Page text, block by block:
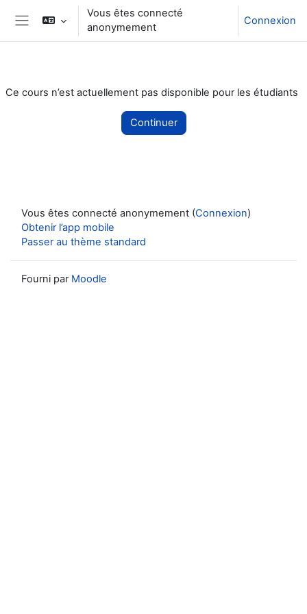
Passer au contenu principal
Panneau latéral
Vous êtes connecté
anonymement
Connexion
Ce cours n’est actuellement pas disponible pour les étudiants
Continuer
Vous êtes connecté anonymement (Connexion)
Obtenir l’app mobile
Passer au thème standard
Fourni par Moodle